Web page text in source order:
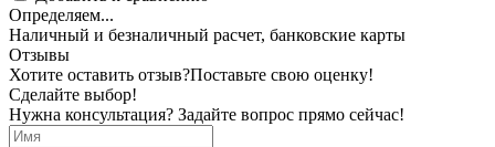
Определяем...
Наличный и безналичный расчет, банковские карты
Отзывы
Хотите оставить отзыв?Поставьте свою оценку!
Сделайте выбор!
Нужна консультация? Задайте вопрос прямо сейчас!